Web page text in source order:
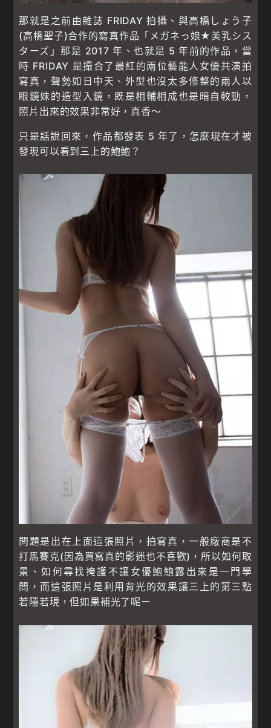
那就是之前由雜誌 FRIDAY 拍攝、與高橋しょう子
(高橋聖子)合作的寫真作品「メガネっ娘★美乳シス
ターズ」那是 2017 年、也就是 5 年前的作品，當
時 FRIDAY 是撮合了最紅的兩位藝能人女優共演拍
寫真，聲勢如日中天、外型也沒太多修整的兩人以
眼鏡妹的造型入鏡，既是相輔相成也是暗自較勁，
照片出來的效果非常好，真香〜
只是話說回來，作品都發表 5 年了，怎麼現在才被
發現可以看到三上的鮑鮑？
問題是出在上面這張照片，拍寫真，一般廠商是不
打馬賽克(因為買寫真的影迷也不喜歡)，所以如何取
景、如何尋找掩護不讓女優鮑鮑露出來是一門學
問，而這張照片是利用背光的效果讓三上的第三點
若隱若現，但如果補光了呢ー